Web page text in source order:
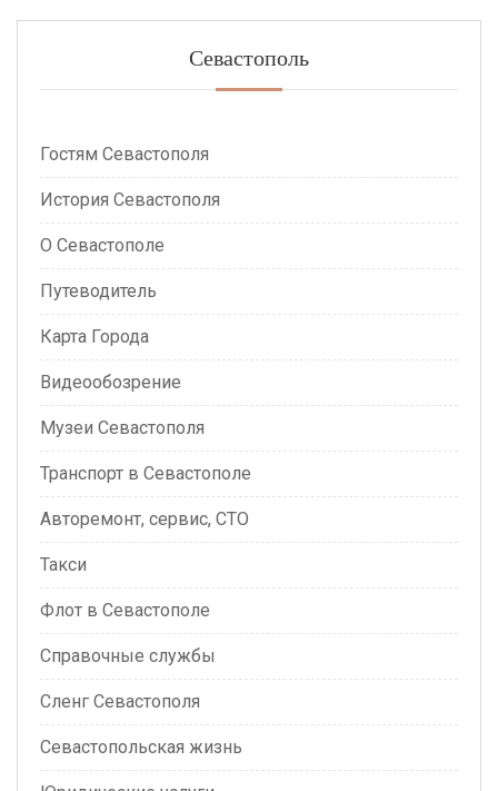
Севастополь
Гостям Севастополя
История Севастополя
О Севастополе
Путеводитель
Карта Города
Видеообозрение
Музеи Севастополя
Транспорт в Севастополе
Авторемонт, сервис, СТО
Такси
Флот в Севастополе
Справочные службы
Сленг Севастополя
Севастопольская жизнь